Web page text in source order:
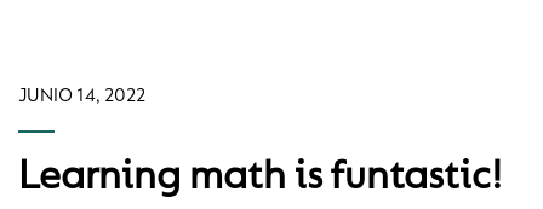
JUNIO 14, 2022
Learning math is funtastic!